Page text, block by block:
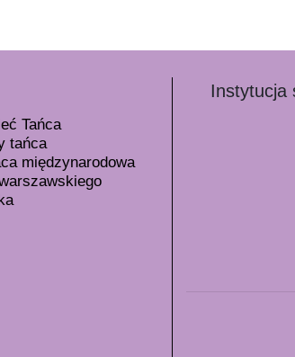
Tańca
tańca
międzynarodowa
Instytucja